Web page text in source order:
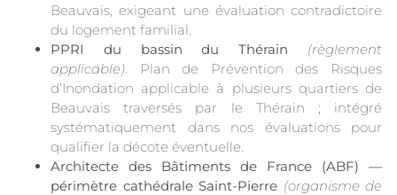
Beauvais, exigeant une évaluation contradictoire
du logement familial.
PPRI du bassin du Thérain
(règlement
applicable). Plan de Prévention des Risques
d’Inondation applicable à plusieurs quartiers de
Beauvais traversés par le Thérain ; intégré
systématiquement dans nos évaluations pour
qualifier la décote éventuelle.
Architecte des Bâtiments de France (ABF) —
périmètre cathédrale Saint-Pierre (organisme de